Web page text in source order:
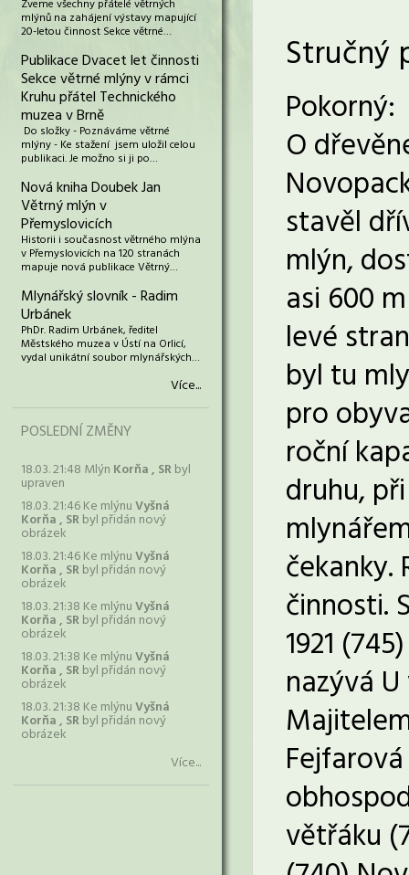
Zveme všechny přátelé větrných
mlýnů na zahájení výstavy mapující
20-letou činnost Sekce větrné…
Publikace Dvacet let činnosti
Sekce větrné mlýny v rámci
Kruhu přátel Technického
muzea v Brně
Do složky - Poznáváme větrné
mlýny - Ke stažení jsem uložil celou
publikaci. Je možno si ji po…
Nová kniha Doubek Jan
Větrný mlýn v
Přemyslovicích
Historii i současnost větrného mlýna
v Přemyslovicích na 120 stranách
mapuje nová publikace Větrný…
Mlynářský slovník - Radim
Urbánek
PhDr. Radim Urbánek, ředitel
Městského muzea v Ústí na Orlicí,
vydal unikátní soubor mlynářských…
Více...
POSLEDNÍ ZMĚNY
18.03. 21:48 Mlýn Korňa , SRbyl
upraven
18.03. 21:46 Ke mlýnuVyšná
Korňa , SRbyl přidán nový
obrázek
18.03. 21:46 Ke mlýnuVyšná
Korňa , SRbyl přidán nový
obrázek
18.03. 21:38 Ke mlýnuVyšná
Korňa , SRbyl přidán nový
obrázek
18.03. 21:38 Ke mlýnuVyšná
Korňa , SRbyl přidán nový
obrázek
18.03. 21:38 Ke mlýnuVyšná
Korňa , SRbyl přidán nový
obrázek
Více...
Stručný
Pokorný:
O
stavěl
mlýn,
asi 600
levé
byl tu
pro
roční
druhu,
čekanky.
činnosti.
1921
nazývá
větřáku